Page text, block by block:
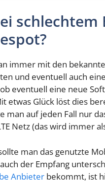
schlechtem
immer mit den
und eventuell auch
eventuell eine neue
etwas Glück löst dies
man auf jeden Fall nur
Netz (das wird immer
man das genutzte
der Empfang
Anbieter bekommt, ist